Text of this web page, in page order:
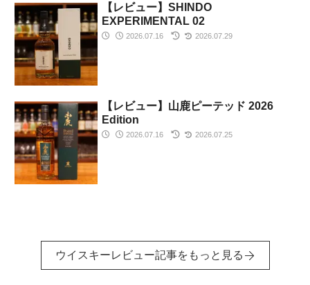
【レビュー】SHINDO
EXPERIMENTAL 02
2026.07.16 2026.07.29
【レビュー】山鹿ピーテッド 2026
Edition
2026.07.16 2026.07.25
ウイスキーレビュー記事をもっと見る